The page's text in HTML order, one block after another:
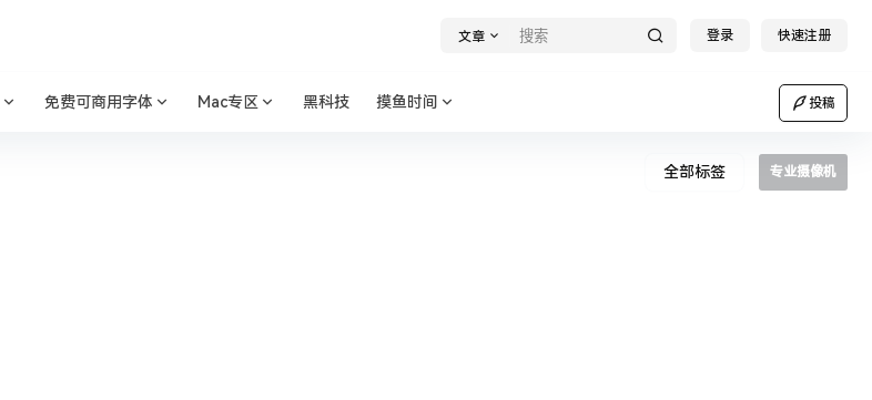
文章 登录 快速注册
免费可商用字体 Mac专区 黑科技 摸鱼时间 投稿
全部标签 专业摄像机